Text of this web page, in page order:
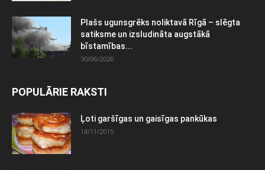
Plašs ugunsgrēks noliktavā Rīgā – slēgta
satiksme un izsludināta augstākā
bīstamības...
30/06/2026
POPULĀRIE RAKSTI
Ļoti garšīgas un gaisīgas pankūkas
18/11/2015